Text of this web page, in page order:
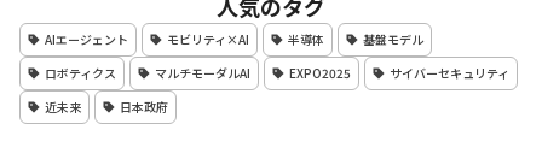
AIエージェント モビリティ×AI 半導体
基盤モデル
ロボティクス
マルチモーダルAI EXPO2025
サイバーセキュリティ
近未来
日本政府